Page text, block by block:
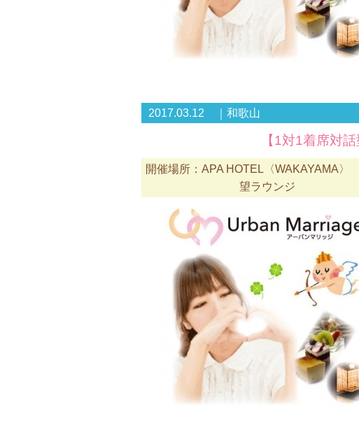
2017.03.12 ｜和歌山
【1対1着席対
開催場所：APA HOTEL〈WAKAYAMA
望ラウンジ